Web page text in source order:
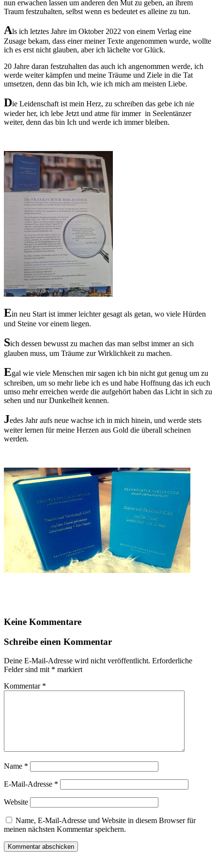
nun erwachen lassen um anderen den Mut zu geben, an ihrem
Traum festzuhalten, selbst wenn es bedeutet es alleine zu tun.
Als ich letztes Jahre im Oktober 2022 von einem Verlag eine
Zusage bekam, dass einer meiner Texte angenommen wurde, wollte
ich es erst nicht glauben, aber ich lächelte vor Glück.
20 Jahre daran festzuhalten das auch ich angenommen werde, ich
werde weiter kämpfen und meine Träume und Ziele in die Tat
umsetzen, denn das bin Ich, wie ich mich am meisten Liebe.
Die Leidenschaft ist mein Herz, zu schreiben das gebe ich nie
wieder her, ich lebe Jetzt und atme für immer in Seelentänzer
weiter, denn das bin Ich und werde ich immer bleiben.
Ein neu Start ist immer leichter gesagt als getan, wo viele Hürden
und Steine vor einem liegen.
Sich dessen bewusst zu machen das man selbst immer an sich
glauben muss, um Träume zur Wirklichkeit zu machen.
Egal wie viele Menschen mir sagen ich bin nicht gut genug um zu
schreiben, um so mehr liebe ich es und habe Hoffnung das ich euch
umso mehr erreichen werde die aufgehört haben das Licht in sich zu
sehen und nur Dunkelheit kennen.
Jedes Jahr aufs neue wachse ich in mich hinein, und werde stets
weiter lernen für meine Herzen aus Gold die überall scheinen
werden.
Keine Kommentare
Schreibe einen Kommentar
Deine E-Mail-Adresse wird nicht veröffentlicht. Erforderliche
Felder sind mit * markiert
Kommentar *
Name *
E-Mail-Adresse *
Website
Name, E-Mail-Adresse und Website in diesem Browser für
meinen nächsten Kommentar speichern.